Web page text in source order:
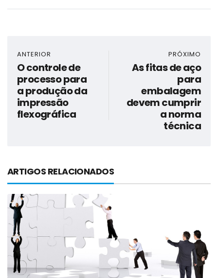
ANTERIOR
O controle de
processo para
a produção da
impressão
flexográfica
PRÓXIMO
As fitas de aço
para
embalagem
devem cumprir
a norma
técnica
ARTIGOS RELACIONADOS